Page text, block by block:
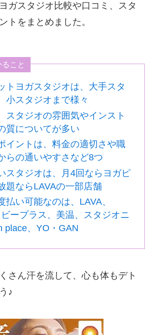
ガスタジオ比較や口コミ、スタ
トをまとめました。
こと
トヨガスタジオは、大手スタ
小スタジオまで様々
スタジオの雰囲気やインスト
質についてが多い
イントは、料金の適切さや職
らの通いやすさなど8つ
スタジオは、月4回ならヨガピ
題ならLAVAの一部店舗
払い可能なのは、LAVA、
ープラス、美温、スタジオニ
place、YO・GAN
さん汗を流して、心も体もデト
♪